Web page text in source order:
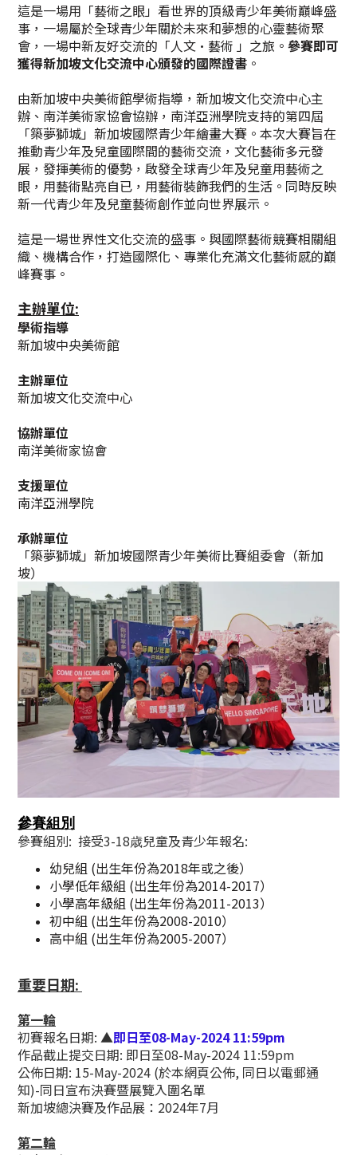
這是一場用「藝術之眼」看世界的頂級青少年美術巔峰盛
事，一場屬於全球青少年關於未來和夢想的心靈藝術聚
會，一場中新友好交流的「人文·藝術 」之旅。 參賽即可
獲得新加坡文化交流中心頒發的國際證書 。
由新加坡中央美術館學術指導，新加坡文化交流中心主
辦、南洋美術家協會協辦，南洋亞洲學院支持的第四屆
「築夢獅城」新加坡國際青少年繪畫大賽。本次大賽旨在
推動青少年及兒童國際間的藝術交流，文化藝術多元發
展，發揮美術的優勢，啟發全球青少年及兒童用藝術之
眼，用藝術點亮自已，用藝術裝飾我們的生活。同時反映
新一代青少年及兒童藝術創作並向世界展示。
這是一場世界性文化交流的盛事。與國際藝術競賽相關組
織、機構合作，打造國際化、專業化充滿文化藝術感的巔
峰賽事。
主辦單位:
學術指導
新加坡中央美術館
主辦單位
新加坡文化交流中心
協辦單位
南洋美術家協會
支援單位
南洋亞洲學院
承辦單位
「築夢獅城」新加坡國際青少年美術比賽組委會（新加
坡）
參賽組別
參賽組別: 接受3-18歳兒童及青少年報名:
幼兒組 (出生年份為2018年或之後）
小學低年級組 (出生年份為2014-2017）
小學高年級組 (出生年份為2011-2013）
初中組 (出生年份為2008-2010）
高中組 (出生年份為2005-2007）
重要日期:
第一輪
初賽報名日期: ▲即日至08-May-2024 11:59pm
作品截止提交日期: 即日至08-May-2024 11:59pm
公佈日期: 15-May-2024 (於本網頁公佈, 同日以電郵通
知)-同日宣布決賽暨展覽入圍名單
新加坡總決賽及作品展：2024年7月
第二輪